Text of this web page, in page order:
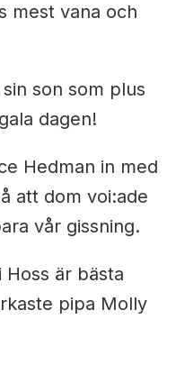
mest vana och
son som plus
dagen!
Hedman in med
att dom voi:ade
vår gissning.
är bästa
pipa Molly